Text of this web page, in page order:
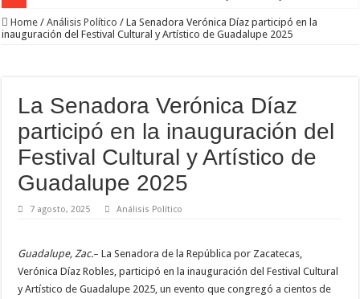
Home / Análisis Político / La Senadora Verónica Díaz participó en la
inauguración del Festival Cultural y Artístico de Guadalupe 2025
La Senadora Verónica Díaz
participó en la inauguración del
Festival Cultural y Artístico de
Guadalupe 2025
7 agosto, 2025 Análisis Político
Guadalupe, Zac.– La Senadora de la República por Zacatecas,
Verónica Díaz Robles, participó en la inauguración del Festival Cultural
y Artístico de Guadalupe 2025, un evento que congregó a cientos de